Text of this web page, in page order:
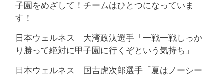
子園をめざして！チームはひとつになっていま
す！
日本ウェルネス 大湾政汰選手「一戦一戦しっか
り勝って絶対に甲子園に行くぞという気持ち」
日本ウェルネス 国吉虎次郎選手「夏はノーシー